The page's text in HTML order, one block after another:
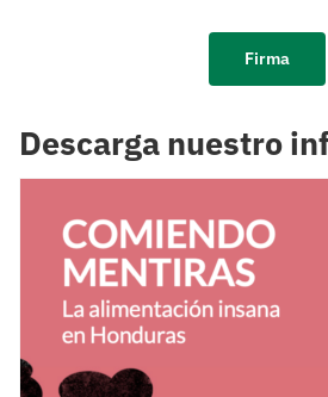
Firma
Descarga nuestro